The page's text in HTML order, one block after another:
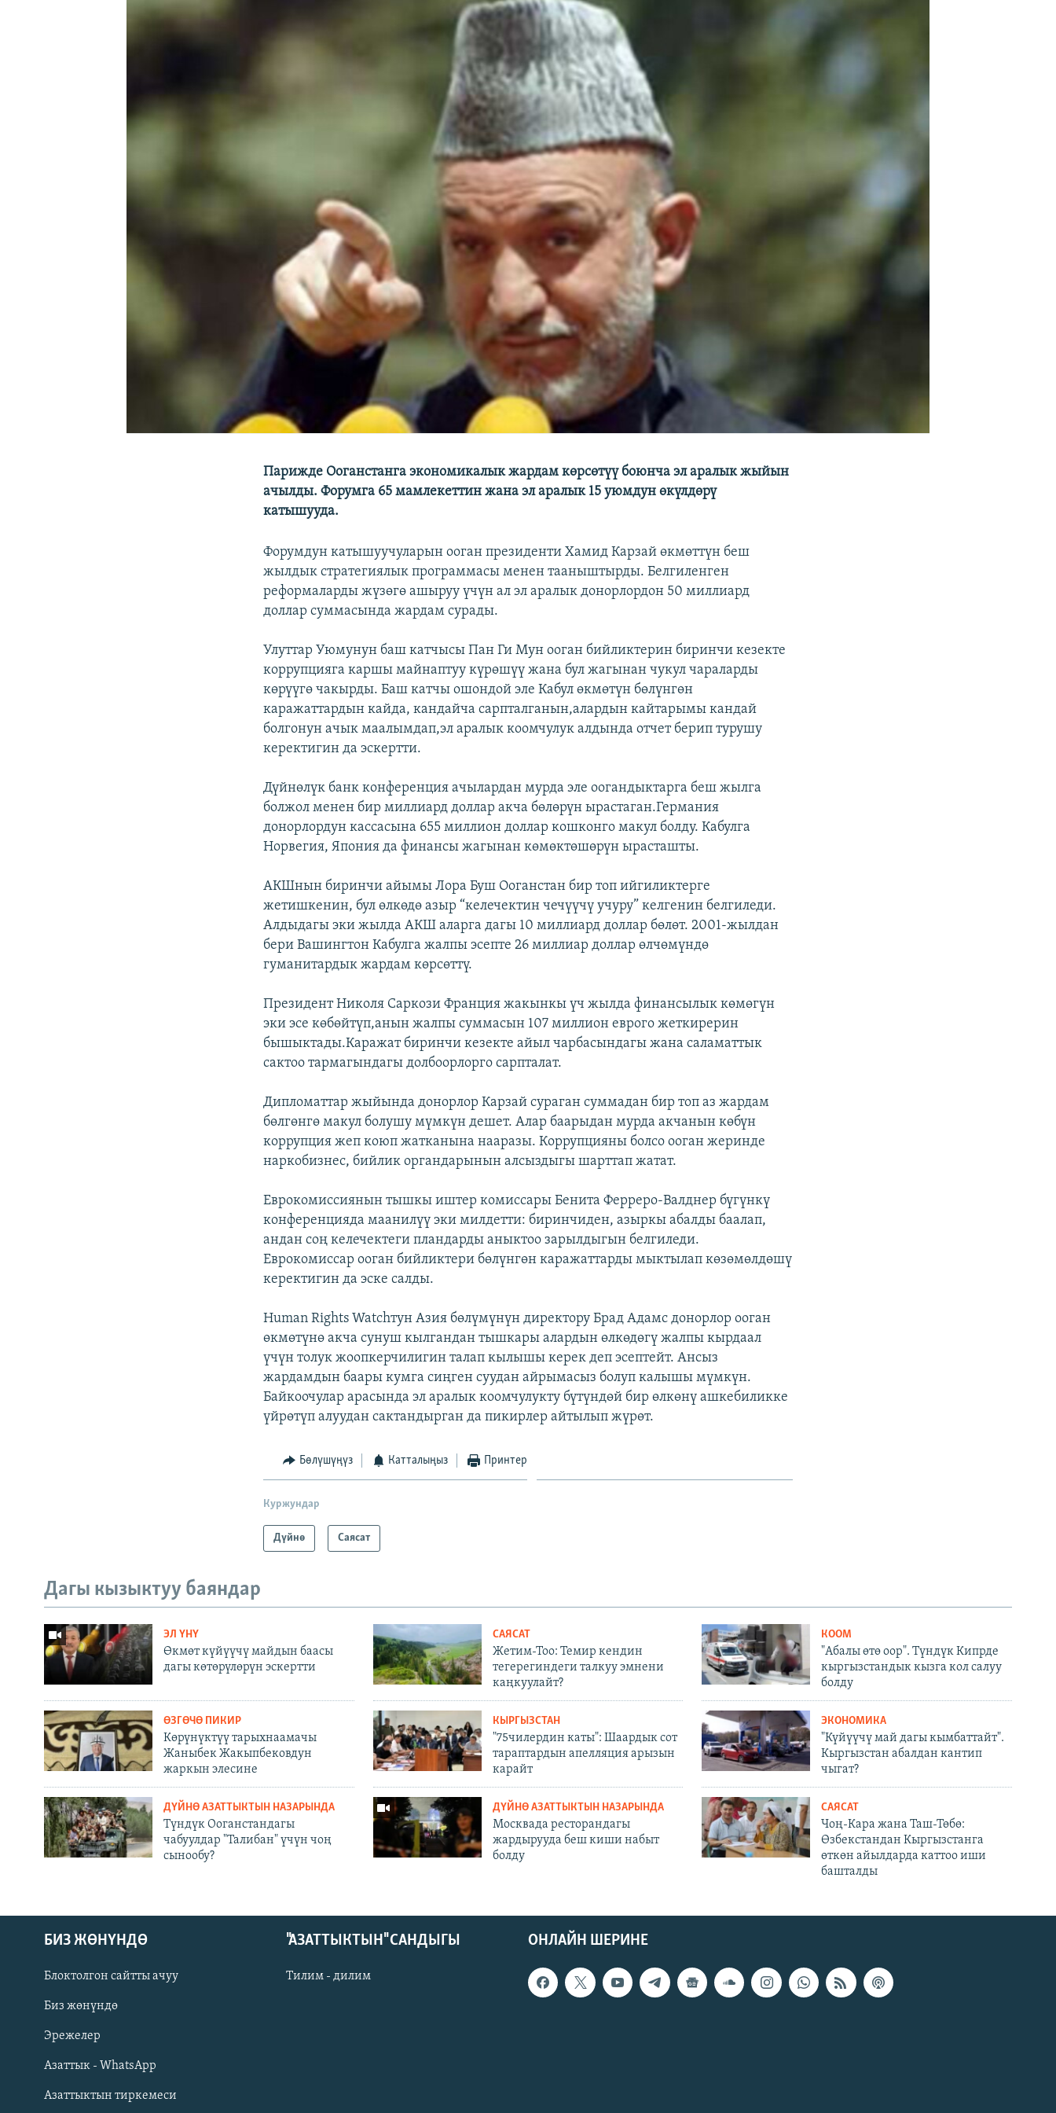
Русский
ОНЛАЙН ШЕРИНЕ
Парижде Ооганстанга экономикалык жардам көрсөтүү боюнча эл аралык жыйын
ачылды. Форумга 65 мамлекеттин жана эл аралык 15 уюмдун өкүлдөрү
катышууда.
Форумдун катышуучуларын ооган президенти Хамид Карзай өкмөттүн беш
жылдык стратегиялык программасы менен тааныштырды. Белгиленген
реформаларды жүзөгө ашыруу үчүн ал эл аралык донорлордон 50 миллиард
доллар суммасында жардам сурады.
Улуттар Уюмунун баш катчысы Пан Ги Мун ооган бийликтерин биринчи кезекте
коррупцияга каршы майнаптуу күрөшүү жана бул жагынан чукул чараларды
көрүүгө чакырды. Баш катчы ошондой эле Кабул өкмөтүн бөлүнгөн
каражаттардын кайда, кандайча сарпталганын,алардын кайтарымы кандай
болгонун ачык маалымдап,эл аралык коомчулук алдында отчет берип турушу
керектигин да эскертти.
Дүйнөлүк банк конференция ачылардан мурда эле оогандыктарга беш жылга
болжол менен бир миллиард доллар акча бөлөрүн ырастаган.Германия
донорлордун кассасына 655 миллион доллар кошконго макул болду. Кабулга
Норвегия, Япония да финансы жагынан көмөктөшөрүн ырасташты.
АКШнын биринчи айымы Лора Буш Ооганстан бир топ ийгиликтерге
жетишкенин, бул өлкөдө азыр “келечектин чечүүчү учуру” келгенин белгиледи.
Алдыдагы эки жылда АКШ аларга дагы 10 миллиард доллар бөлөт. 2001-жылдан
бери Вашингтон Кабулга жалпы эсепте 26 миллиар доллар өлчөмүндө
гуманитардык жардам көрсөттү.
Президент Николя Саркози Франция жакынкы үч жылда финансылык көмөгүн
эки эсе көбөйтүп,анын жалпы суммасын 107 миллион еврого жеткирерин
бышыктады.Каражат биринчи кезекте айыл чарбасындагы жана саламаттык
сактоо тармагындагы долбоорлорго сарпталат.
Дипломаттар жыйында донорлор Карзай сураган суммадан бир топ аз жардам
бөлгөнгө макул болушу мүмкүн дешет. Алар баарыдан мурда акчанын көбүн
коррупция жеп коюп жатканына нааразы. Коррупцияны болсо ооган жеринде
наркобизнес, бийлик органдарынын алсыздыгы шарттап жатат.
Еврокомиссиянын тышкы иштер комиссары Бенита Ферреро-Валднер бүгүнкү
конференцияда маанилүү эки милдетти: биринчиден, азыркы абалды баалап,
андан соң келечектеги пландарды аныктоо зарылдыгын белгиледи.
Еврокомиссар ооган бийликтери бөлүнгөн каражаттарды мыктылап көзөмөлдөшү
керектигин да эске салды.
Human Rights Watchтун Азия бөлүмүнүн директору Брад Адамс донорлор ооган
өкмөтүнө акча сунуш кылгандан тышкары алардын өлкөдөгү жалпы кырдаал
үчүн толук жоопкерчилигин талап кылышы керек деп эсептейт. Ансыз
жардамдын баары кумга сиңген суудан айрымасыз болуп калышы мүмкүн.
Байкоочулар арасында эл аралык коомчулукту бүтүндөй бир өлкөнү ашкебиликке
үйрөтүп алуудан сактандырган да пикирлер айтылып жүрөт.
Бөлүшүңүз Катталыңыз Принтер
Куржундар
Дүйнө Саясат
Дагы кызыктуу баяндар
ЭЛ ҮНҮ
Өкмөт күйүүчү майдын баасы
дагы көтөрүлөрүн эскертти
САЯСАТ
Жетим-Тоо: Темир кендин
тегерегиндеги талкуу эмнени
каңкуулайт?
КООМ
"Абалы өтө оор". Түндүк Кипрде
кыргызстандык кызга кол салуу
болду
ӨЗГӨЧӨ ПИКИР
Көрүнүктүү тарыхнаамачы
Жаныбек Жакыпбековдун
жаркын элесине
КЫРГЫЗСТАН
"75чилердин каты": Шаардык сот
тараптардын апелляция арызын
карайт
ЭКОНОМИКА
"Күйүүчү май дагы кымбаттайт".
Кыргызстан абалдан кантип
чыгат?
ДҮЙНӨ АЗАТТЫКТЫН НАЗАРЫНДА
Түндүк Ооганстандагы
чабуулдар "Талибан" үчүн чоң
сынообу?
ДҮЙНӨ АЗАТТЫКТЫН НАЗАРЫНДА
Москвада ресторандагы
жардырууда беш киши набыт
болду
САЯСАТ
Чоң-Кара жана Таш-Төбө:
Өзбекстандан Кыргызстанга
өткөн айылдарда каттоо иши
башталды
ОНЛАЙН ШЕРИНЕ
БИЗ ЖӨНҮНДӨ
Блоктолгон сайтты ачуу
Биз жөнүндө
Эрежелер
Азаттык - WhatsApp
Азаттыктын тиркемеси
"АЗАТТЫКТЫН" САНДЫГЫ
Тилим - дилим